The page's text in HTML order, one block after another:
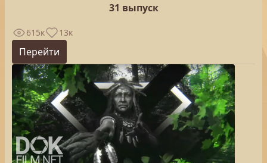
31 выпуск
615к 13к
Перейти